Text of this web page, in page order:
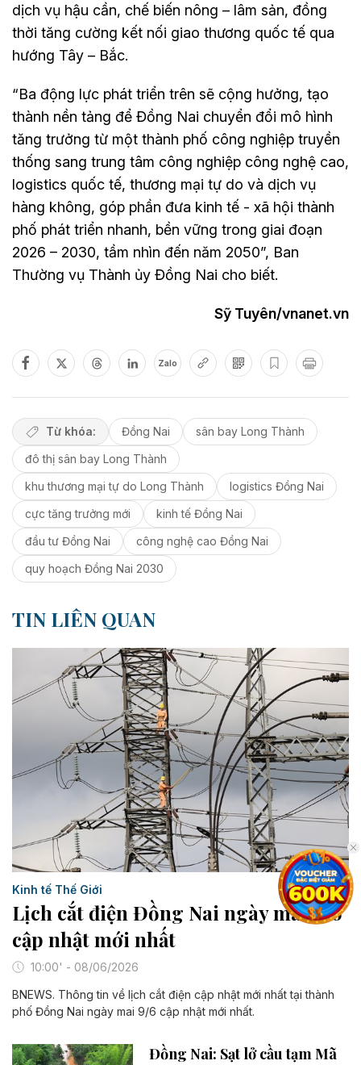
dịch vụ hậu cần, chế biến nông – lâm sản, đồng
thời tăng cường kết nối giao thương quốc tế qua
hướng Tây – Bắc.
“Ba động lực phát triển trên sẽ cộng hưởng, tạo
thành nền tảng để Đồng Nai chuyển đổi mô hình
tăng trưởng từ một thành phố công nghiệp truyền
thống sang trung tâm công nghiệp công nghệ cao,
logistics quốc tế, thương mại tự do và dịch vụ
hàng không, góp phần đưa kinh tế - xã hội thành
phố phát triển nhanh, bền vững trong giai đoạn
2026 – 2030, tầm nhìn đến năm 2050”, Ban
Thường vụ Thành ủy Đồng Nai cho biết.
Sỹ Tuyên/vnanet.vn
Zalo
Từ khóa: Đồng Nai
sân bay Long Thành
đô thị sân bay Long Thành
khu thương mại tự do Long Thành
logistics Đồng Nai
cực tăng trưởng mới
kinh tế Đồng Nai
đầu tư Đồng Nai
công nghệ cao Đồng Nai
quy hoạch Đồng Nai 2030
TIN LIÊN QUAN
Kinh tế Thế Giới
Lịch cắt điện Đồng Nai ngày mai 9/6
cập nhật mới nhất
10:00' - 08/06/2026
BNEWS. Thông tin về lịch cắt điện cập nhật mới nhất tại thành
phố Đồng Nai ngày mai 9/6 cập nhật mới nhất.
Đồng Nai: Sạt lở cầu tạm Mã